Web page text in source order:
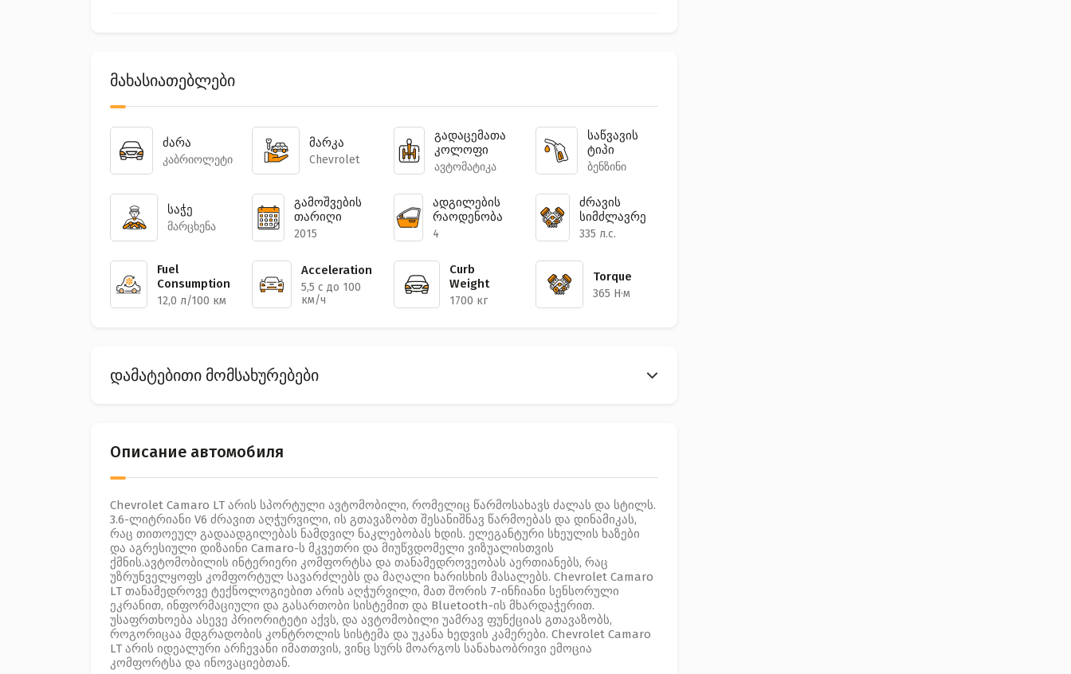
მახასიათებლები
ძარა
კაბრიოლეტი
მარკა
Chevrolet
გადაცემათა
კოლოფი
ავტომატიკა
საწვავის
ტიპი
ბენზინი
საჭე
მარცხენა
გამოშვების
თარიღი
2015
ადგილების
რაოდენობა
4
ძრავის
სიმძლავრე
335 л.с.
Fuel
Consumption
12,0 л/100 км
Acceleration
5,5 с до 100
км/ч
Curb
Weight
1700 кг
Torque
365 Н·м
დამატებითი მომსახურებები
Описание автомобиля
Chevrolet Camaro LT არის სპორტული ავტომობილი, რომელიც წარმოსახავს ძალას და სტილს.
3.6-ლიტრიანი V6 ძრავით აღჭურვილი, ის გთავაზობთ შესანიშნავ წარმოებას და დინამიკას,
რაც თითოეულ გადაადგილებას ნამდვილ ნაკლებობას ხდის. ელეგანტური სხეულის ხაზები
და აგრესიული დიზაინი Camaro-ს მკვეთრი და მიუწვდომელი ვიზუალისთვის
ქმნის.ავტომობილის ინტერიერი კომფორტსა და თანამედროვეობას აერთიანებს, რაც
უზრუნველყოფს კომფორტულ სავარძლებს და მაღალი ხარისხის მასალებს. Chevrolet Camaro
LT თანამედროვე ტექნოლოგიებით არის აღჭურვილი, მათ შორის 7-ინჩიანი სენსორული
ეკრანით, ინფორმაციული და გასართობი სისტემით და Bluetooth-ის მხარდაჭერით.
უსაფრთხოება ასევე პრიორიტეტი აქვს, და ავტომობილი უამრავ ფუნქციას გთავაზობს,
როგორიცაა მდგრადობის კონტროლის სისტემა და უკანა ხედვის კამერები. Chevrolet Camaro
LT არის იდეალური არჩევანი იმათთვის, ვინც სურს მოარგოს სანახაობრივი ემოცია
კომფორტსა და ინოვაციებთან.